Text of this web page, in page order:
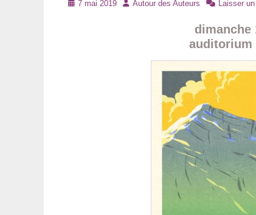
Posté7 mai 2019 Auteur
Autour des Auteurs Laisser
dimanche
auditorium